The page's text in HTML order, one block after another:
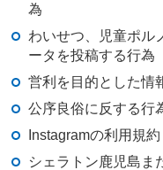
為
わいせつ、児童ポル
ータを投稿する行為
営利を目的とした情
公序良俗に反する行
Instagramの利用規
シェラトン鹿児島ま